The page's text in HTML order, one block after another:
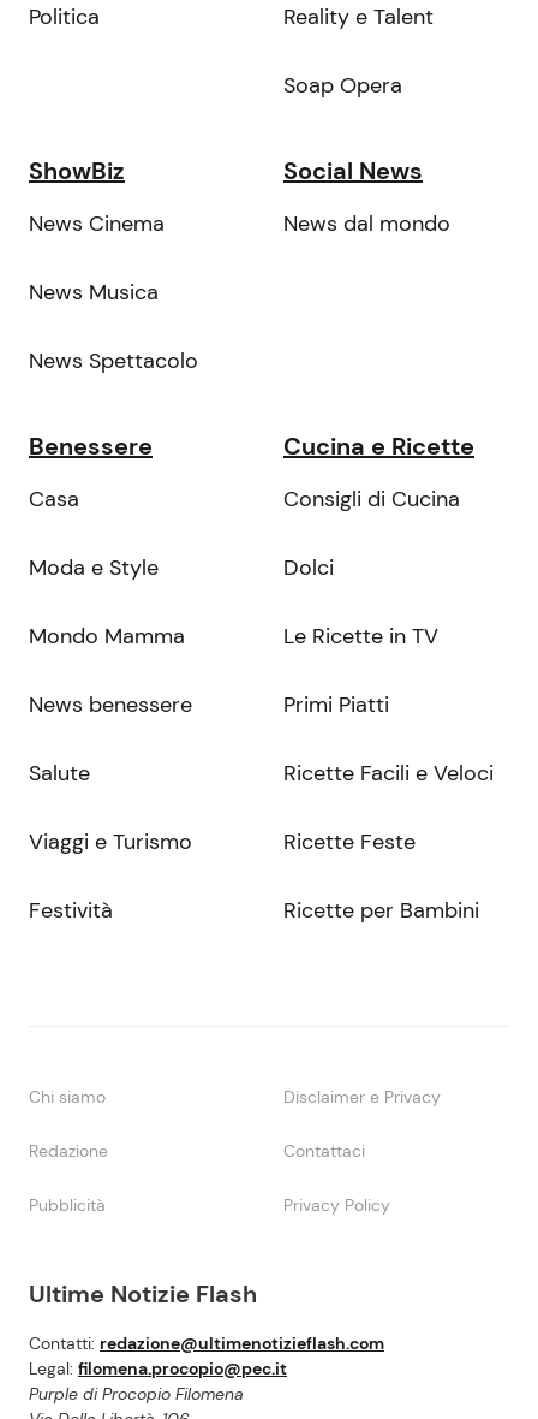
Ultime Notizie Flash
Contatti: redazione@ultimenotizieflash.com
Legal: filomena.procopio@pec.it
Purple di Procopio Filomena
Politica Reality e Talent
Soap Opera
ShowBiz
News Cinema
News Musica
News Spettacolo
Social News
News dal mondo
Benessere
Casa
Moda e Style
Mondo Mamma
News benessere
Salute
Viaggi e Turismo
Festività
Cucina e Ricette
Consigli di Cucina
Dolci
Le Ricette in TV
Primi Piatti
Ricette Facili e Veloci
Ricette Feste
Ricette per Bambini
Chi siamo Disclaimer e Privacy
Redazione Contattaci
Pubblicità Privacy Policy